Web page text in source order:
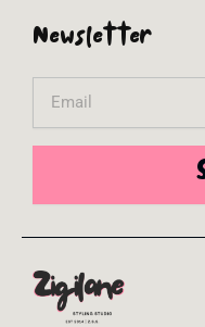
Newsletter